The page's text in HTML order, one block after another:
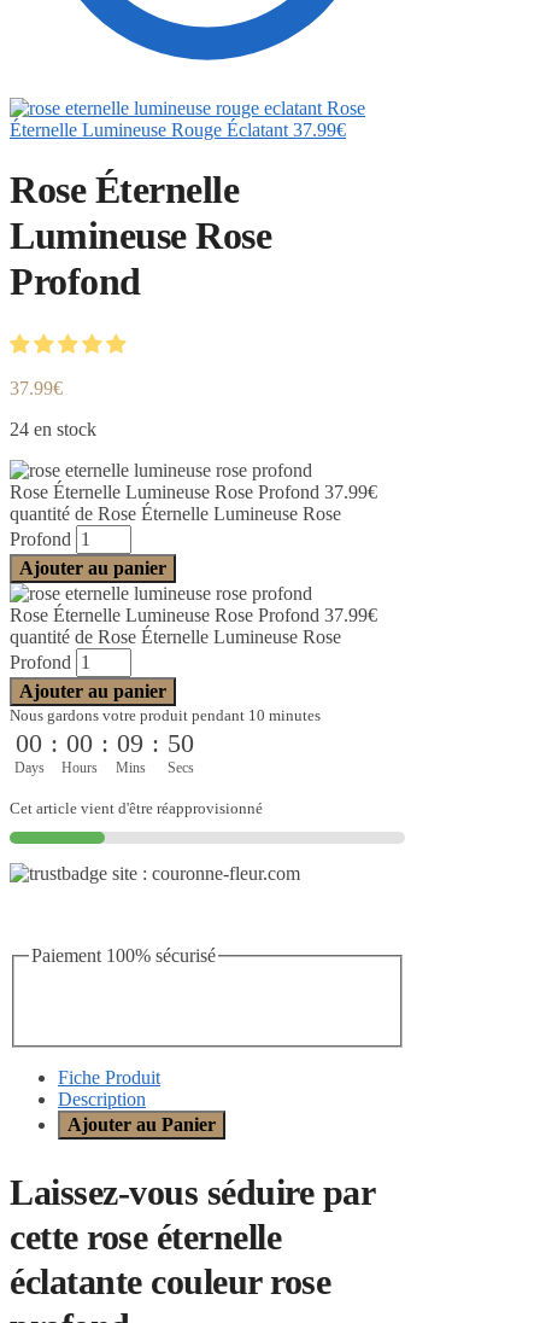
Rose
Éternelle Lumineuse Rouge Éclatant 37.99€
Rose Éternelle
Lumineuse Rose
Profond
37.99€
24 en stock
Rose Éternelle Lumineuse Rose Profond 37.99€
quantité de Rose Éternelle Lumineuse Rose
Profond
Ajouter au panier
Rose Éternelle Lumineuse Rose Profond 37.99€
quantité de Rose Éternelle Lumineuse Rose
Profond
Ajouter au panier
Nous gardons votre produit pendant 10 minutes
00
Days
: 00
Hours
: 09
Mins
: 50
Secs
Cet article vient d'être réapprovisionné
Paiement 100% sécurisé
Fiche Produit
Description
Ajouter au Panier
Laissez-vous séduire par
cette rose éternelle
éclatante couleur rose